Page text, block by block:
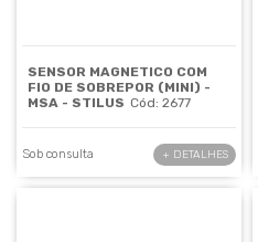
SENSOR MAGNETICO COM
FIO DE SOBREPOR (MINI) -
MSA - STILUS Cód: 2677
Sob consulta + DETALHES